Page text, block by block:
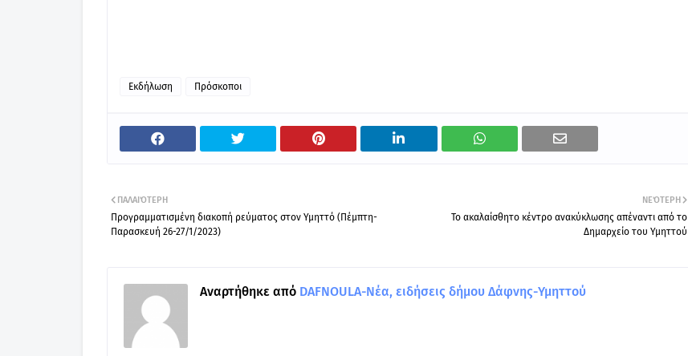
Εκδήλωση Πρόσκοποι
ΝΕΌΤΕΡΗ
Το ακαλαίσθητο κέντρο ανακύκλωσης απέναντι από το
Δημαρχείο του Υμηττού
ΠΑΛΑΙΌΤΕΡΗ
Προγραμματισμένη διακοπή ρεύματος στον Υμηττό (Πέμπτη-
Παρασκευή 26-27/1/2023)
Αναρτήθηκε από DAFNOULA-Νέα, ειδήσεις δήμου Δάφνης-Υμηττού